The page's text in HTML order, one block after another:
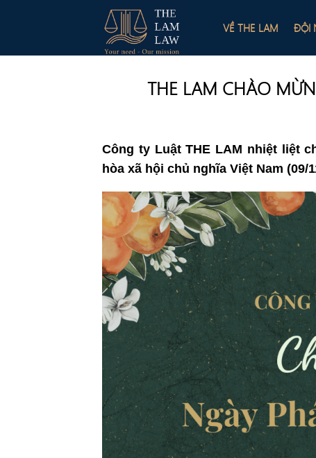
VỀ THE LAM ĐỘI
THE LAM CHÀO
Công ty Luật THE LAM nhiệt liệt
hòa xã hội chủ nghĩa Việt Nam (09/